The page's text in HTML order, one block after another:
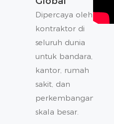
Dipercaya oleh
kontraktor di
seluruh dunia
untuk bandara,
kantor, rumah
sakit, dan
perkembangan
skala besar.